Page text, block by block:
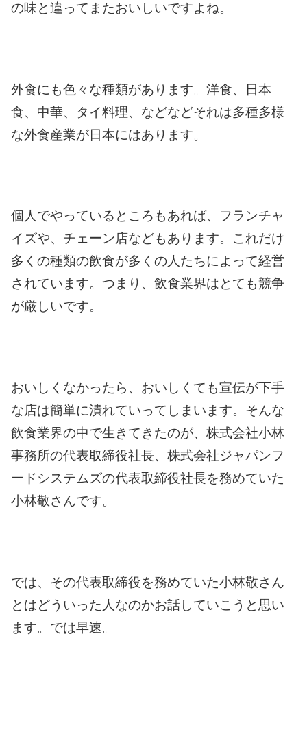
の味と違ってまたおいしいですよね。
外食にも色々な種類があります。 洋食、日本
食、中華、タイ料理、などなどそれは多種多様
な外食産業が日本にはあります。
個人でやっているところもあれば、フランチャ
イズや、チェーン店などもあります。 これだけ
多くの種類の飲食が多くの人たちによって経営
されています。 つまり、飲食業界はとても競争
が厳しいです。
おいしくなかったら、おいしくても宣伝が下手
な店は簡単に潰れていってしまいます。 そんな
飲食業界の中で生きてきたのが、株式会社小林
事務所の代表取締役社長、株式会社ジャパンフ
ードシステムズの代表取締役社長を務めていた
小林敬さんです。
では、その代表取締役を務めていた小林敬さん
とはどういった人なのかお話していこうと思い
ます。 では早速。